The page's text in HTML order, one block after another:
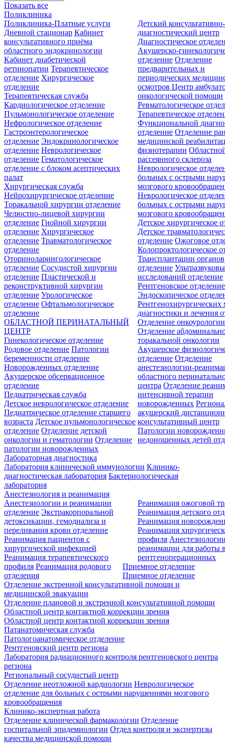
Показать все
Поликлиника
Поликлиника-Платные услуги
Дневной стационар Кабинет
консультативного приёма
областного эндокринологии
Кабинет диабетической
ретинопатии Терапевтическое
отделение Хирургическое
отделение
Детский консультативно-
диагностический центр
Диагностическое
Акушерско-
отделение Отделение
предварительных и
периодических
осмотровЦентр
онкологической помощи
Терапевтическая служба
Кардиологическое отделение
Пульмонологическое отделение
Нефрологическое отделение
Гастроэнтерологическое
отделение Эндокринологическое
отделение Неврологическое
отделение Гематологическое
отделение c блоком асептических
палат
Ревматологическое
Терапевтическое
Функциональной
отделение Отделение
медицинской
физиотерапии
рассеянного склероза
Неврологическое
больных с острыми
мозгового
Неврологическое
больных с острыми
мозгового
Хирургическая служба
Нейрохирургическое отделение
Торакальной хирургии отделение
Челюстно-лицевой хирургии
отделение Гнойной хирургии
отделение Хирургическое
отделение Травматологическое
отделение
Оториноларингологическое
отделение Сосудистой хирургии
отделение Пластической и
реконструктивной хирургии
отделение Урологическое
отделение Офтальмологическое
отделение
Детское хирургическое
Детское
отделение Ожоговое
Колопроктологическое
Трансплантации органов
отделение
исследований отделение
Рентгеновское отделение
Эндоскопическое
Рентгенохирургических
диагностики и лечения
Отделение онкоурологии
Отделение
торакальной онкологии
ОБЛАСТНОЙ ПЕРИНАТАЛЬНЫЙ
ЦЕНТР
Гинекологическое отделение
Родовое отделение Патологии
беременности отделение
Новорожденных отделение
Акушерское обсервационное
отделение
Акушерское
отделение Отделение
анестезиологии-
областного
центра Отделение
интенсивной терапии
новорожденных
акушерский
консультативный центр
Патологии
недоношенных детей
Педиатрическая служба
Детское неврологическое отделение
Педиатрическое отделение старшего
возраста Детское пульмонологическое
отделение Отделение детской
онкологии и гематологии Отделение
патологии новорожденных
Лабораторная диагностика
Лаборатория клинической иммунологии Клинико-
диагностическая лаборатория Бактериологическая
лаборатория
Анестезиология и реанимация
Анестезиологии и реанимации
отделение Экстракорпоральной
детоксикации, гемодиализа и
переливания крови отделение
Реанимация пациентов с
хирургической инфекцией
Реанимация терапевтического
профиля Реанимация родового
отделения
Реанимация ожоговой
Реанимация детского
Реанимация
Реанимация
профиля
реанимации для работы
рентгеноперационных
Приемное отделение
Приемное отделение
Отделение экстренной консультативной помощи и
медицинской эвакуации
Отделение плановой и экстренной консультативной помощи
Областной центр контактной коррекции зрения
Областной центр контактной коррекции зрения
Патанатомическая служба
Патологоанатомическое отделение
Рентгеновский центр региона
Лаборатория радиационного контроля рентгеновского центра
региона
Региональный сосудистый центр
Отделение неотложной кардиологии Неврологическое
отделение для больных с острыми нарушениями мозгового
кровообращения
Клинико-экспертная работа
Отделение клинической фармакологии Отделение
госпитальной эпидемиологии Отдел контроля и экспертизы
качества медицинской помощи